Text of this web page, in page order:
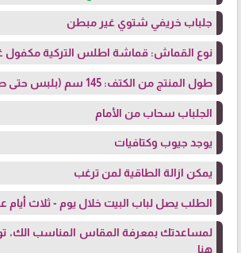
جلباب خريفي شتوي غير مبطن
نوع القماش: قماشة اطلس التركية
طول المنتج من الكتف: 145 سم (بلبس حتى طول 170)
الجلباب سحاب من الأمام
يوجد جيوب وكتافيات
يمكن ازالة الطاقية لمن ترغب
الطلب يصل لباب البيت خلال يوم - ثلاث
لمساعدتك بمعرفة المقاس المناسب الك،
هنا